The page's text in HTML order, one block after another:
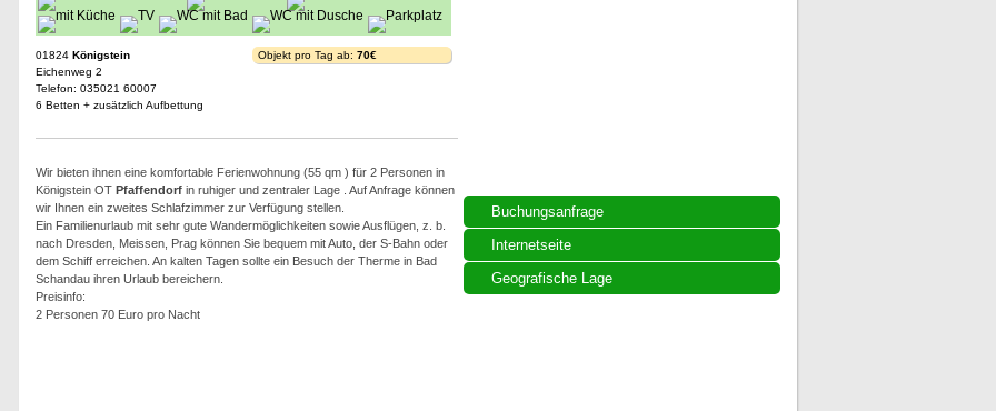
Buchungsanfrage
Internetseite
Geografische Lage
01824 Königstein
Eichenweg 2
Telefon: 035021 60007
6 Betten + zusätzlich Aufbettung
Objekt pro Tag ab: 70€
Wir bieten ihnen eine komfortable Ferienwohnung (55 qm ) für 2 Personen in
Königstein OT Pfaffendorfin ruhiger und zentraler Lage . Auf Anfrage können
wir Ihnen ein zweites Schlafzimmer zur Verfügung stellen.
Ein Familienurlaub mit sehr gute Wandermöglichkeiten sowie Ausflügen, z. b.
nach Dresden, Meissen, Prag können Sie bequem mit Auto, der S-Bahn oder
dem Schiff erreichen. An kalten Tagen sollte ein Besuch der Therme in Bad
Schandau ihren Urlaub bereichern.
Preisinfo:
2 Personen 70 Euro pro Nacht